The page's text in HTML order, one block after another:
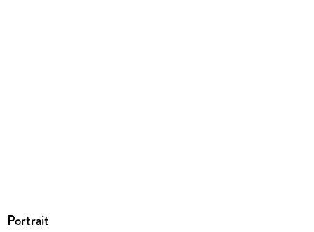
Hamburg, produktsicherheit@carlsen.de
Portrait